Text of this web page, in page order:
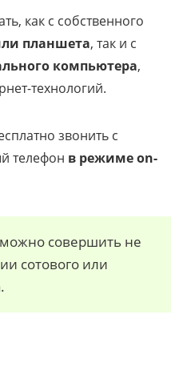
как с собственного
планшета, так и с
компьютера,
технологий.
звонить с
телефон в режиме on-
совершить не
сотового или